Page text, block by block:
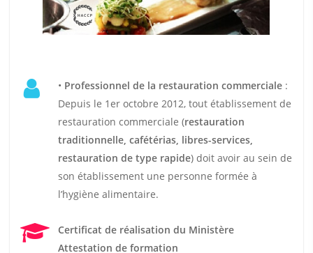
• Professionnel de la restauration commerciale:
Depuis le 1er octobre 2012, tout établissement de
restauration commerciale (restauration
traditionnelle, cafétérias, libres-services,
restauration de type rapide) doit avoir au sein de
son établissement une personne formée à
l’hygiène alimentaire.
Certificat de réalisation du Ministère
Attestation de formation